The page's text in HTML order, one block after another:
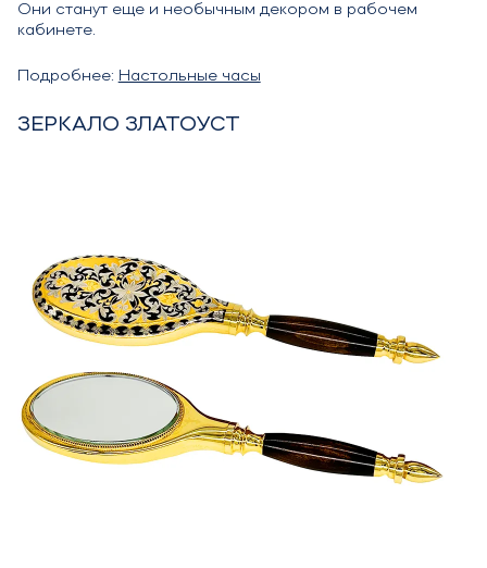
Они станут еще и необычным декором в рабочем
кабинете.
Подробнее: Настольные часы
ЗЕРКАЛО ЗЛАТОУСТ